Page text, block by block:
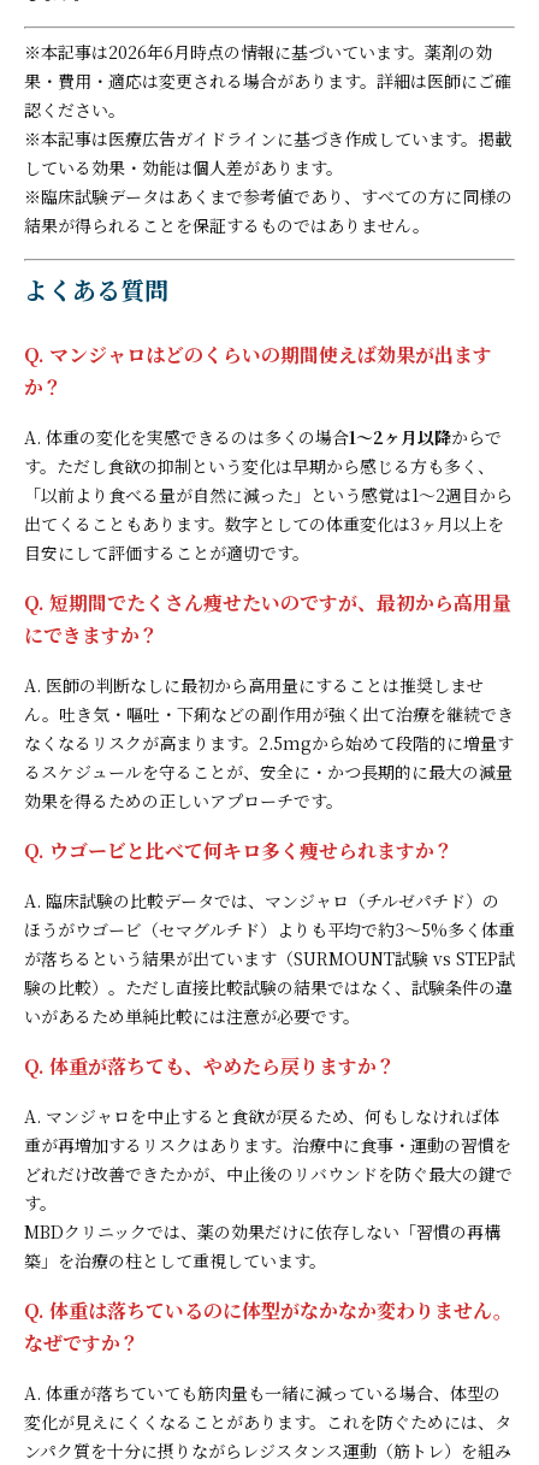
※本記事は2026年6月時点の情報に基づいています。薬剤の効
果・費用・適応は変更される場合があります。詳細は医師にご確
認ください。
※本記事は医療広告ガイドラインに基づき作成しています。掲載
している効果・効能は個人差があります。
※臨床試験データはあくまで参考値であり、すべての方に同様の
結果が得られることを保証するものではありません。
よくある質問
Q. マンジャロはどのくらいの期間使えば効果が出ます
か？
A. 体重の変化を実感できるのは多くの場合1〜2ヶ月以降からで
す。ただし食欲の抑制という変化は早期から感じる方も多く、
「以前より食べる量が自然に減った」という感覚は1〜2週目から
出てくることもあります。数字としての体重変化は3ヶ月以上を
目安にして評価することが適切です。
Q. 短期間でたくさん痩せたいのですが、最初から高用量
にできますか？
A. 医師の判断なしに最初から高用量にすることは推奨しませ
ん。吐き気・嘔吐・下痢などの副作用が強く出て治療を継続でき
なくなるリスクが高まります。2.5mgから始めて段階的に増量す
るスケジュールを守ることが、安全に・かつ長期的に最大の減量
効果を得るための正しいアプローチです。
Q. ウゴービと比べて何キロ多く痩せられますか？
A. 臨床試験の比較データでは、マンジャロ（チルゼパチド）の
ほうがウゴービ（セマグルチド）よりも平均で約3〜5%多く体重
が落ちるという結果が出ています（SURMOUNT試験 vs STEP試
験の比較）。ただし直接比較試験の結果ではなく、試験条件の違
いがあるため単純比較には注意が必要です。
Q. 体重が落ちても、やめたら戻りますか？
A. マンジャロを中止すると食欲が戻るため、何もしなければ体
重が再増加するリスクはあります。治療中に食事・運動の習慣を
どれだけ改善できたかが、中止後のリバウンドを防ぐ最大の鍵で
す。
MBDクリニックでは、薬の効果だけに依存しない「習慣の再構
築」を治療の柱として重視しています。
Q. 体重は落ちているのに体型がなかなか変わりません。
なぜですか？
A. 体重が落ちていても筋肉量も一緒に減っている場合、体型の
変化が見えにくくなることがあります。これを防ぐためには、タ
ンパク質を十分に摂りながらレジスタンス運動（筋トレ）を組み